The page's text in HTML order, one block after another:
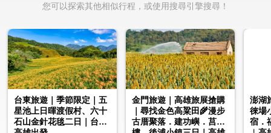
您可以探索其他相似行程，或使用搜尋引擎搜尋！
台東旅遊｜季節限定｜五
星池上日暉渡假村、六十
石山金針花毯二日｜台南
金門旅遊｜高雄旅展搶購
｜尋找金色高粱田🌾漫步
古厝聚落．建功嶼．莒光
澎湖
徠場
宿．